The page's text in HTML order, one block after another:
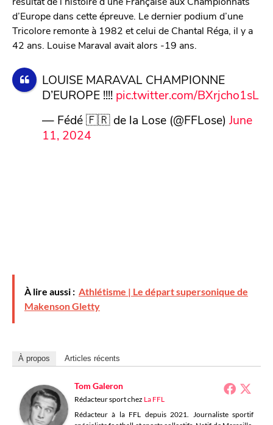
d’Europe dans cette épreuve. Le dernier podium d’une
Tricolore remonte à 1982 et celui de Chantal Réga, il y a
42 ans. Louise Maraval avait alors -19 ans.
LOUISE MARAVAL CHAMPIONNE
D’EUROPE !!!! pic.twitter.com/BXrjcho1sL
— Fédé 🇫🇷 de la Lose (@FFLose) June
11, 2024
À lire aussi : Athlétisme | Le départ supersonique de
Makenson Gletty
À propos Articles récents
Tom Galeron
Rédacteur sportchez La FFL
Rédacteur à la FFL depuis 2021. Journaliste sportif